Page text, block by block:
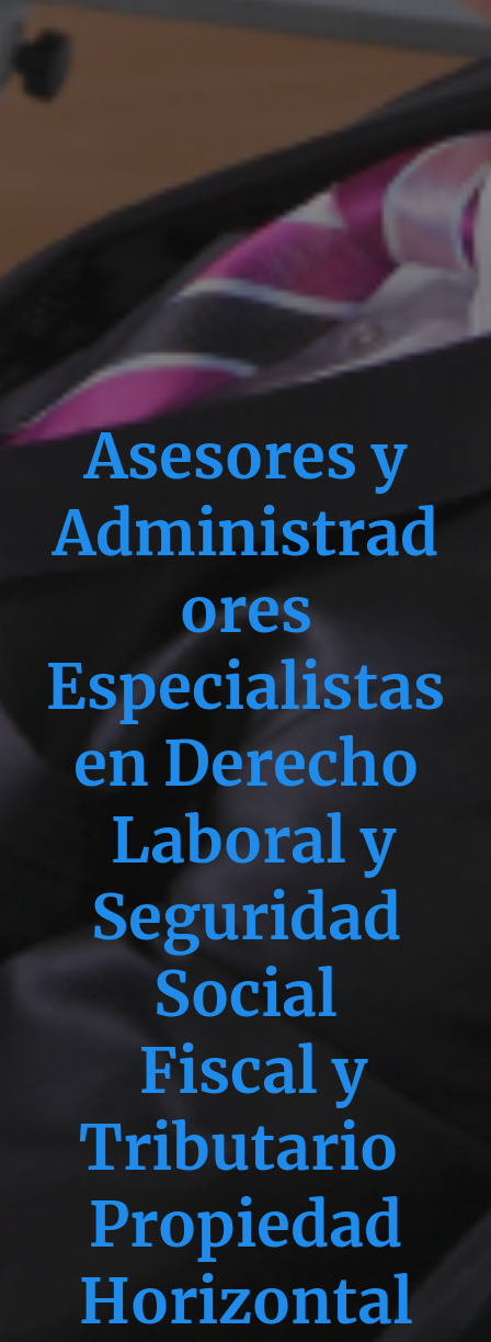
Asesores y
Administrad
ores
Especialistas
en Derecho
Laboral y
Seguridad
Social
Fiscal y
Tributario
Propiedad
Horizontal